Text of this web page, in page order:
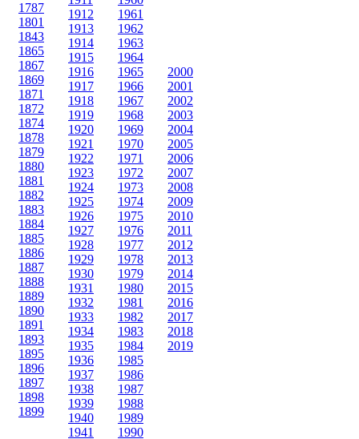
1787
1801
1843
1865
1867
1869
1871
1872
1874
1878
1879
1880
1881
1882
1883
1884
1885
1886
1887
1888
1889
1890
1891
1893
1895
1896
1897
1898
1899
1912
1913
1914
1915
1916
1917
1918
1919
1920
1921
1922
1923
1924
1925
1926
1927
1928
1929
1930
1931
1932
1933
1934
1935
1936
1937
1938
1939
1940
1941
1961
1962
1963
1964
1965
1966
1967
1968
1969
1970
1971
1972
1973
1974
1975
1976
1977
1978
1979
1980
1981
1982
1983
1984
1985
1986
1987
1988
1989
1990
2000
2001
2002
2003
2004
2005
2006
2007
2008
2009
2010
2011
2012
2013
2014
2015
2016
2017
2018
2019